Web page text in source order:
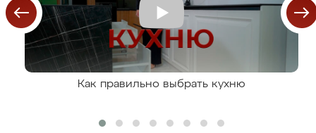
Как правильно выбрать кухню